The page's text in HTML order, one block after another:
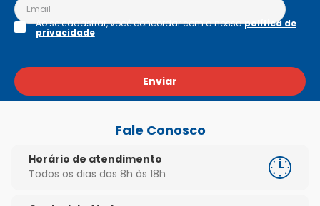
Enviar
Ao se cadastrar, você concordar com a nossapolítica de
privacidade
Fale Conosco
Horário de atendimento
Todos os dias das 8h às 18h